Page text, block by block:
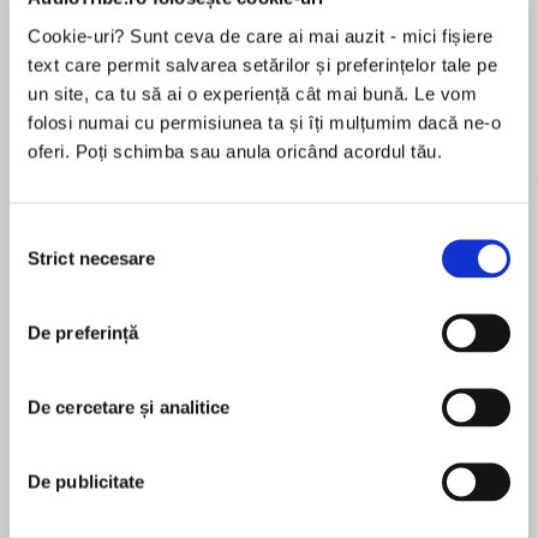
Cookie-uri? Sunt ceva de care ai mai auzit - mici fișiere
text care permit salvarea setărilor și preferințelor tale pe
un site, ca tu să ai o experiență cât mai bună. Le vom
folosi numai cu permisiunea ta și îți mulțumim dacă ne-o
oferi. Poți schimba sau anula oricând acordul tău.
consimțământului
Strict necesare
De preferință
De cercetare și analitice
De publicitate
de...
Dani Francis
la...
Lauren Weisberger
Desprecarte
to write and Hanako, her middle name, doesn’t
feel quite right. Will Gigi find the perfect name?
This exciting new I Can Read series is brought
to you by author-illustrator Melissa Iwai, whose
popular books includeSoup DayandDumplings
for Lili.
Gigi and Ojiji: What’s Iin a Name?is a Level Three
I Can Read book.Level 3 includes many fun
MAI MULT
Melissa Iwai is a children's book author and